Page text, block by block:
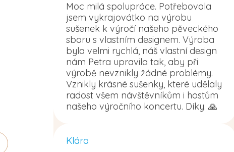
Moc milá spolupráce. Potřebovala
jsem vykrajovátko na výrobu
sušenek k výročí našeho pěveckého
sboru s vlastním designem. Výroba
byla velmi rychlá, náš vlastní design
nám Petra upravila tak, aby při
výrobě nevznikly žádné problémy.
Vznikly krásné sušenky, které udělaly
radost všem návštěvníkům i hostům
našeho výročního koncertu. Díky. 🙏
Klára